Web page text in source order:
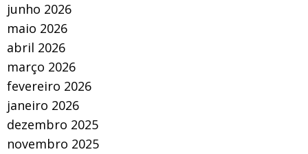
junho 2026
maio 2026
abril 2026
março 2026
fevereiro 2026
janeiro 2026
dezembro 2025
novembro 2025